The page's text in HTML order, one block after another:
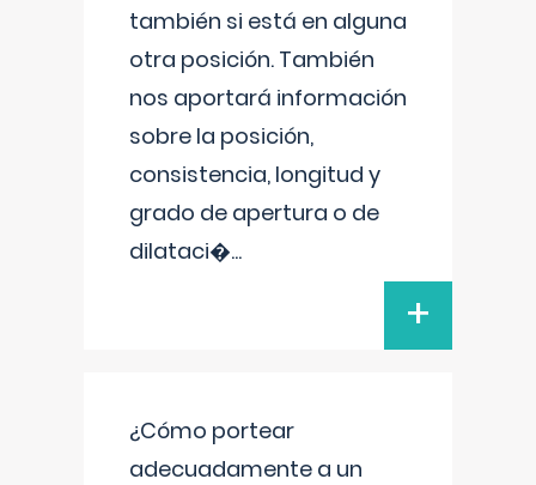
también si está en alguna
otra posición. También
nos aportará información
sobre la posición,
consistencia, longitud y
grado de apertura o de
dilataci�...
+
¿Cómo portear
adecuadamente a un